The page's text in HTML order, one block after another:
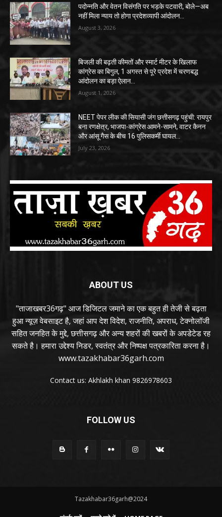
पदोन्नति और वेतन विसंगति पर भड़के पटवारी, बोले—अब
नहीं मिला न्याय तो होगा प्रदेशव्यापी आंदोलन…
August 3, 2026
बिजली की बढ़ती कीमतों और स्मार्ट मीटर के खिलाफ
कांग्रेस का बिगुल, 1 अगस्त से पूरे प्रदेश में चरणबद्ध
आंदोलन का बड़ा ऐलान…
August 1, 2026
NEET पेपर लीक की सियासी जंग छत्तीसगढ़ पहुंची: रायपुर
बना रणक्षेत्र, भाजपा-कांग्रेस आमने-सामने, वाटर कैनन
और आंसू गैस के बीच 16 पुलिसकर्मी घायल…
July 23, 2026
ABOUT US
"ताजाखबर36गढ़" आज डिजिटल जमाने का एक बहुत ही तेजी से बढ़ता
हुआ न्यूज़ वेबसाइट है, जहां आप देश विदेश, राजनीति, अपराध, टेक्नोलॉजी
सहित जनहित के मुद्दे, छत्तीसगढ़ और अन्य शहरों की खबरों के अपडेटेड रह
सकते है। हमारा उद्देश्य निडर, स्वतंत्र और निष्पक्ष पत्रकारिता करना है।
www.tazakhabar36garh.com
Contact us: Akhlakh khan 9826978603
FOLLOW US
Tazakhabar36garh@2024